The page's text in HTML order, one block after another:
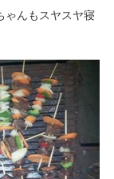
ゃんもスヤスヤ寝